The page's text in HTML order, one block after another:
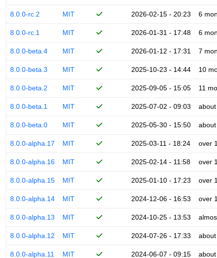
8.0.0-rc.2 MIT 2026-02-15 - 20:23 6
8.0.0-rc.1 MIT 2026-01-31 - 17:48 6
8.0.0-beta.4 MIT 2026-01-12 - 17:31 7
8.0.0-beta.3 MIT 2025-10-23 - 14:44 10
8.0.0-beta.2 MIT 2025-09-05 - 15:05 11
8.0.0-beta.1 MIT 2025-07-02 - 09:03
8.0.0-beta.0 MIT 2025-05-30 - 15:50
8.0.0-alpha.17 MIT 2025-03-11 - 18:24 over
8.0.0-alpha.16 MIT 2025-02-14 - 11:58 over
8.0.0-alpha.15 MIT 2025-01-10 - 17:23 over
8.0.0-alpha.14 MIT 2024-12-06 - 16:53 over
8.0.0-alpha.13 MIT 2024-10-25 - 13:53
8.0.0-alpha.12 MIT 2024-07-26 - 17:33
8.0.0-alpha.11 MIT 2024-06-07 - 09:15